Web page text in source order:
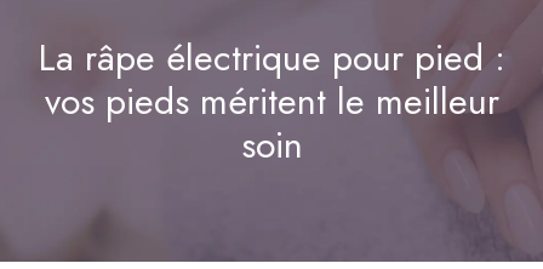
La râpe électrique pour pied :
vos pieds méritent le meilleur
soin